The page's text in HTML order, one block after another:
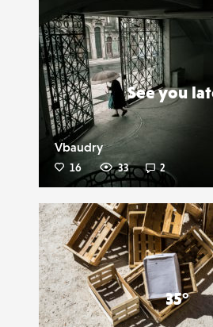
See you
Vbaudry
16 33 2
35°